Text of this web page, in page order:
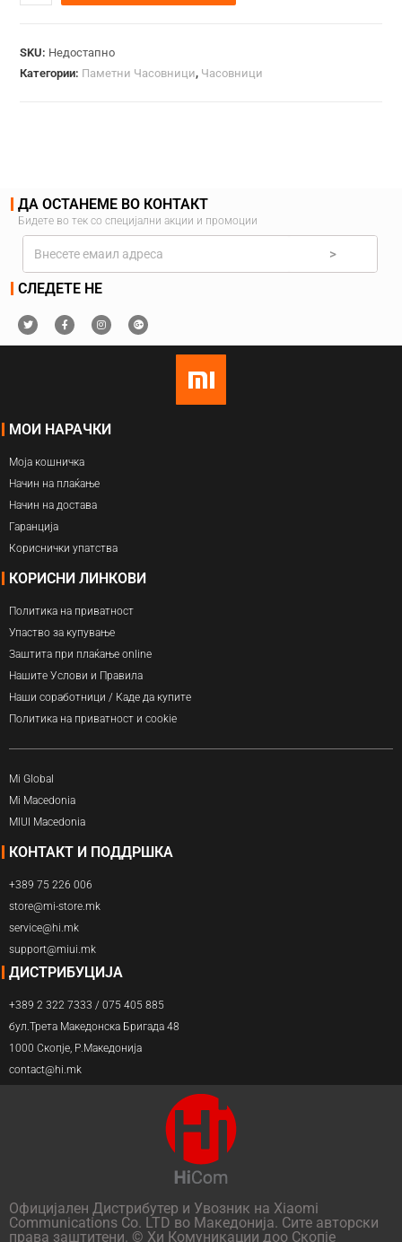
SKU: Недостапно
Категории: Паметни Часовници, Часовници
ДА ОСТАНЕМЕ ВО КОНТАКТ
Бидете во тек со специјални акции и промоции
>
СЛЕДЕТЕ НЕ
МОИ НАРАЧКИ
Моја кошничка
Начин на плаќање
Начин на достава
Гаранција
Кориснички упатства
КОРИСНИ ЛИНКОВИ
Политика на приватност
Упаство за купување
Заштита при плаќање online
Нашите Услови и Правила
Наши соработници / Каде да купите
Политика на приватност и cookie
Mi Global
Mi Macedonia
MIUI Macedonia
КОНТАКТ И ПОДДРШКА
+389 75 226 006
store@mi-store.mk
service@hi.mk
support@miui.mk
ДИСТРИБУЦИЈА
+389 2 322 7333 / 075 405 885
бул.Трета Македонска Бригада 48
1000 Скопје, Р.Македонија
contact@hi.mk
Официјален Дистрибутер и Увозник на Xiaomi
Communications Co. LTD во Македонија. Сите авторски
права заштитени. © Хи Комуникации доо Скопје